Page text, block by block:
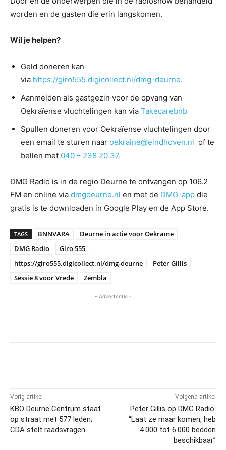
worden en de gasten die erin langskomen.
Wil je helpen?
Geld doneren kan
via https://giro555.digicollect.nl/dmg-deurne.
Aanmelden als gastgezin voor de opvang van
Oekraïense vluchtelingen kan via Takecarebnb
Spullen doneren voor Oekraïense vluchtelingen door
een email te sturen naar oekraine@eindhoven.nl of te
bellen met 040 – 238 20 37.
DMG Radio is in de regio Deurne te ontvangen op 106.2
FM en online via dmgdeurne.nl en met de DMG-app die
gratis is te downloaden in Google Play en de App Store.
TAGS BNNVARA
Deurne in actie voor Oekraïne
DMG Radio
Giro 555
https://giro555.digicollect.nl/dmg-deurne
Peter Gillis
Sessie 8 voor Vrede
Zembla
- Advertentie -
Vorig artikel
KBO Deurne Centrum staat
op straat met 577 leden;
CDA stelt raadsvragen
Volgend artikel
Peter Gillis op DMG Radio:
“Laat ze maar komen, heb
4.000 tot 6.000 bedden
beschikbaar”